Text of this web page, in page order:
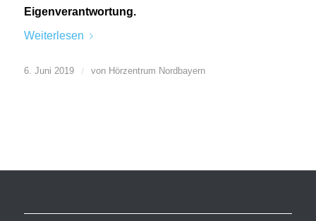
Eigenverantwortung.
Weiterlesen
6. Juni 2019 / von Hörzentrum Nordbayern